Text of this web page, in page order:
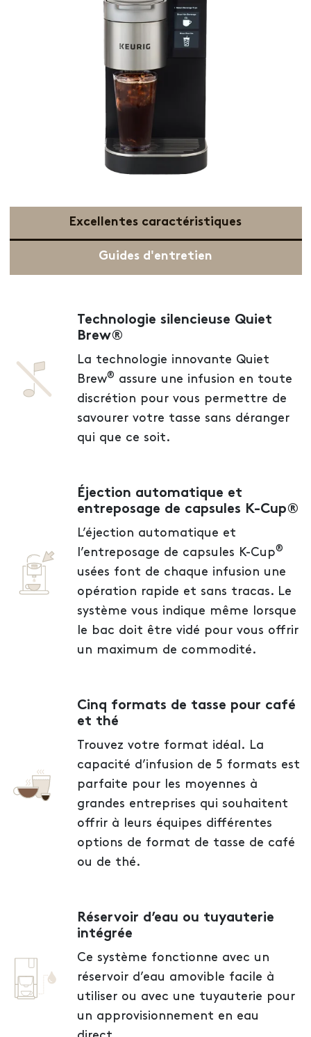
Excellentes caractéristiques
Guides d'entretien
Technologie silencieuse Quiet
Brew®
La technologie innovante Quiet
Brew®
assure une infusion en toute
discrétion pour vous permettre de
savourer votre tasse sans déranger
qui que ce soit.
Éjection automatique et
entreposage de capsules K-Cup®
L’éjection automatique et
l’entreposage de capsules K-Cup®
usées font de chaque infusion une
opération rapide et sans tracas. Le
système vous indique même lorsque
le bac doit être vidé pour vous offrir
un maximum de commodité.
Cinq formats de tasse pour café
et thé
Trouvez votre format idéal. La
capacité d’infusion de 5 formats est
parfaite pour les moyennes à
grandes entreprises qui souhaitent
offrir à leurs équipes différentes
options de format de tasse de café
ou de thé.
Réservoir d’eau ou tuyauterie
intégrée
Ce système fonctionne avec un
réservoir d’eau amovible facile à
utiliser ou avec une tuyauterie pour
un approvisionnement en eau